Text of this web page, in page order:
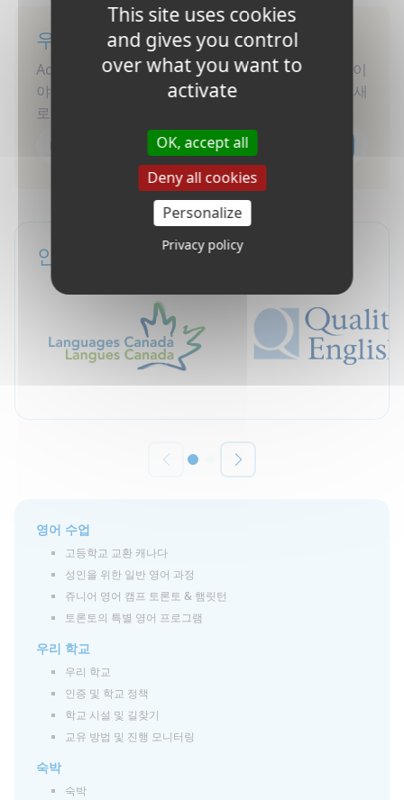
우리와 연결하세요
Access English Toronto를 팔로우하여 업데이트, 이
야기, 팁을 받아보세요! 우리 커뮤니티에 가입하고 새
로운 친구들과 함께 기다리세요!
인증 및 회원 자격
영어 수업
고등학교 교환 캐나다
성인을 위한 일반 영어 과정
쥬니어 영어 캠프 토론토 & 햄릿턴
토론토의 특별 영어 프로그램
우리 학교
우리 학교
인증 및 학교 정책
학교 시설 및 길찾기
교유 방법 및 진행 모니터링
숙박
숙박
This site uses cookies
and gives you control
over what you want to
activate
OK, accept all
Deny all cookies
Personalize
Privacy policy